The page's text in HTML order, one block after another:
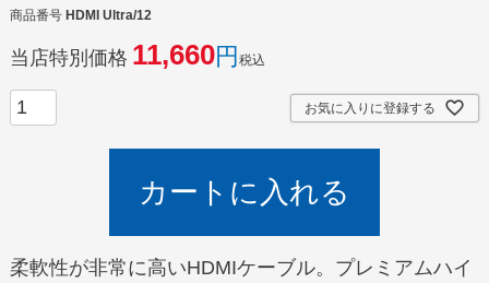
商品番号 HDMI Ultra/12
当店特別価格 11,660 税込
お気に入りに登録する
カートに入れる
柔軟性が非常に高いHDMIケーブル。プレミアムハイ